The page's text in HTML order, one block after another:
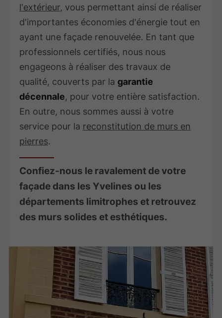
l'extérieur, vous permettant ainsi de réaliser
d'importantes économies d'énergie tout en
ayant une façade renouvelée. En tant que
professionnels certifiés, nous nous
engageons à réaliser des travaux de
qualité, couverts par la garantie
décennale, pour votre entière satisfaction.
En outre, nous sommes aussi à votre
service pour la reconstitution de murs en
pierres.
Confiez-nous le ravalement de votre
façade dans les Yvelines ou les
départements limitrophes et retrouvez
des murs solides et esthétiques.